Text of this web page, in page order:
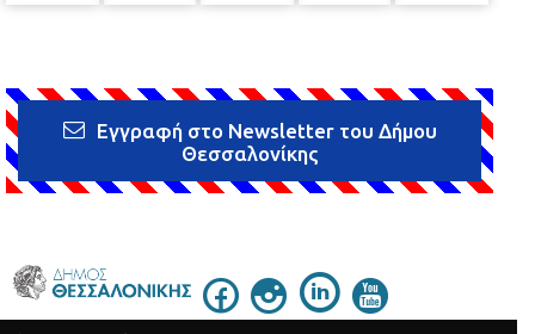
Εγγραφή στο Newsletter του Δήμου
Θεσσαλονίκης